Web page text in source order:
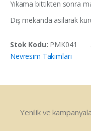
Yıkama bittikten sonra
Dış mekanda asılarak
Stok Kodu: PMK041
Nevresim Takımları
Yenilik ve